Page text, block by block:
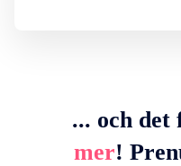
... och det
mer!